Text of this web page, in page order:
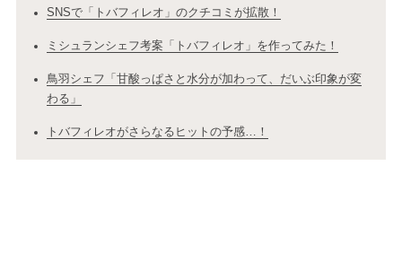
SNSで「トバフィレオ」のクチコミが拡散！
ミシュランシェフ考案「トバフィレオ」を作ってみた！
鳥羽シェフ「甘酸っぱさと水分が加わって、だいぶ印象が変
わる」
トバフィレオがさらなるヒットの予感…！